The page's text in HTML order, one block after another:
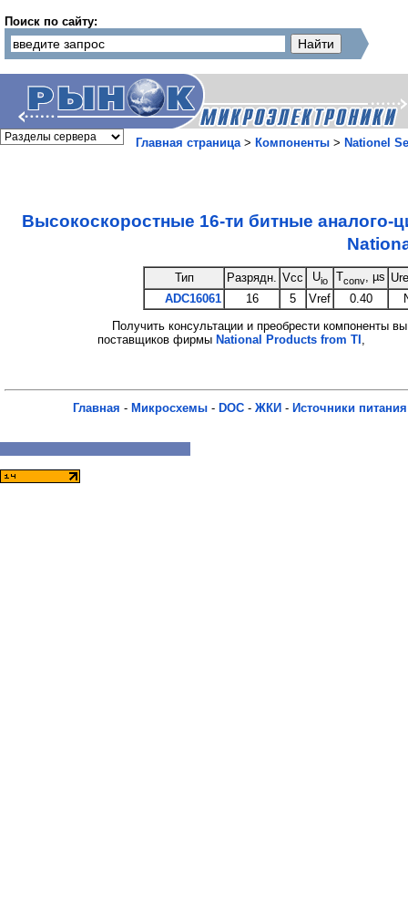
Поиск по сайту:
Главная страница> Компоненты > Nationel
Высокоскоростные 16-ти битные
Тип Разрядн. Vcc Uio Tconv, µs
ADC16061
16 5 Vref 0.40
Получить консультации и преобрести компоненты
поставщиков фирмы National Products from TI ,
Главная - Микросхемы - DOC - ЖКИ - Источники питания